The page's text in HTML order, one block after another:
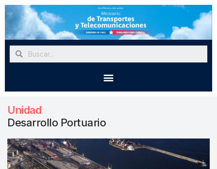
Unidad
Desarrollo Portuario